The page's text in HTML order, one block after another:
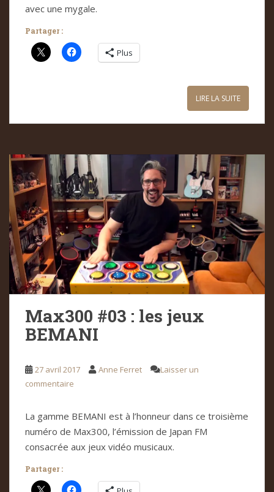
avec une mygale.
Partager :
Plus
LIRE LA SUITE
Max300 #03 : les jeux
BEMANI
27 avril 2017 Anne Ferret
Laisser un
commentaire
La gamme BEMANI est à l’honneur dans ce troisième
numéro de Max300, l’émission de Japan FM
consacrée aux jeux vidéo musicaux.
Partager :